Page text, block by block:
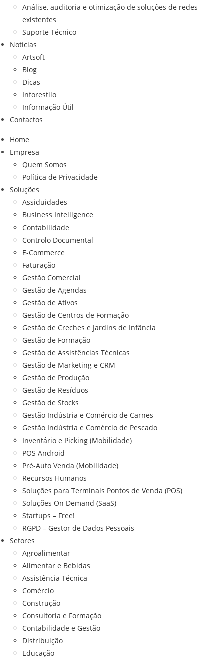
Análise, auditoria e otimização de soluções de redes
existentes
Suporte Técnico
Notícias
Artsoft
Blog
Dicas
Inforestilo
Informação Útil
Contactos
Home
Empresa
Quem Somos
Política de Privacidade
Soluções
Assiduidades
Business Intelligence
Contabilidade
Controlo Documental
E-Commerce
Faturação
Gestão Comercial
Gestão de Agendas
Gestão de Ativos
Gestão de Centros de Formação
Gestão de Creches e Jardins de Infância
Gestão de Formação
Gestão de Assistências Técnicas
Gestão de Marketing e CRM
Gestão de Produção
Gestão de Resíduos
Gestão de Stocks
Gestão Indústria e Comércio de Carnes
Gestão Indústria e Comércio de Pescado
Inventário e Picking (Mobilidade)
POS Android
Pré-Auto Venda (Mobilidade)
Recursos Humanos
Soluções para Terminais Pontos de Venda (POS)
Soluções On Demand (SaaS)
Startups – Free!
RGPD – Gestor de Dados Pessoais
Setores
Agroalimentar
Alimentar e Bebidas
Assistência Técnica
Comércio
Construção
Consultoria e Formação
Contabilidade e Gestão
Distribuição
Educação